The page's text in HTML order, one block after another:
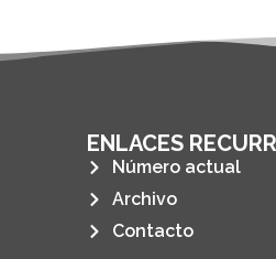
ENLACES
Número actual
Archivo
Contacto